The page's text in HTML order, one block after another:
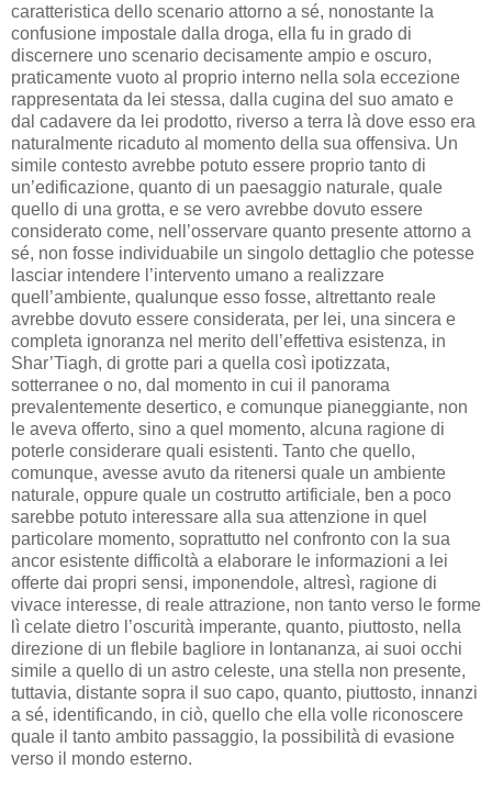
caratteristica dello scenario attorno a sé, nonostante la
confusione impostale dalla droga, ella fu in grado di
discernere uno scenario decisamente ampio e oscuro,
praticamente vuoto al proprio interno nella sola eccezione
rappresentata da lei stessa, dalla cugina del suo amato e
dal cadavere da lei prodotto, riverso a terra là dove esso era
naturalmente ricaduto al momento della sua offensiva. Un
simile contesto avrebbe potuto essere proprio tanto di
un’edificazione, quanto di un paesaggio naturale, quale
quello di una grotta, e se vero avrebbe dovuto essere
considerato come, nell’osservare quanto presente attorno a
sé, non fosse individuabile un singolo dettaglio che potesse
lasciar intendere l’intervento umano a realizzare
quell’ambiente, qualunque esso fosse, altrettanto reale
avrebbe dovuto essere considerata, per lei, una sincera e
completa ignoranza nel merito dell’effettiva esistenza, in
Shar’Tiagh, di grotte pari a quella così ipotizzata,
sotterranee o no, dal momento in cui il panorama
prevalentemente desertico, e comunque pianeggiante, non
le aveva offerto, sino a quel momento, alcuna ragione di
poterle considerare quali esistenti. Tanto che quello,
comunque, avesse avuto da ritenersi quale un ambiente
naturale, oppure quale un costrutto artificiale, ben a poco
sarebbe potuto interessare alla sua attenzione in quel
particolare momento, soprattutto nel confronto con la sua
ancor esistente difficoltà a elaborare le informazioni a lei
offerte dai propri sensi, imponendole, altresì, ragione di
vivace interesse, di reale attrazione, non tanto verso le forme
lì celate dietro l’oscurità imperante, quanto, piuttosto, nella
direzione di un flebile bagliore in lontananza, ai suoi occhi
simile a quello di un astro celeste, una stella non presente,
tuttavia, distante sopra il suo capo, quanto, piuttosto, innanzi
a sé, identificando, in ciò, quello che ella volle riconoscere
quale il tanto ambito passaggio, la possibilità di evasione
verso il mondo esterno.